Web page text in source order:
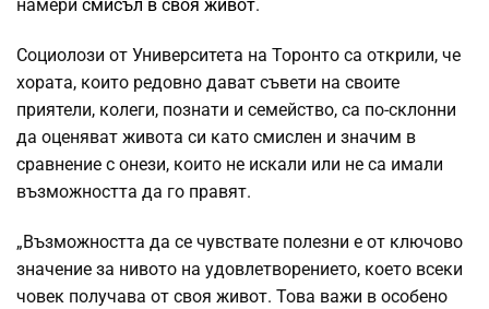
намери смисъл в своя живот.
Социолози от Университета на Торонто са открили, че
хората, които редовно дават съвети на своите
приятели, колеги, познати и семейство, са по-склонни
да оценяват живота си като смислен и значим в
сравнение с онези, които не искали или не са имали
възможността да го правят.
„Възможността да се чувствате полезни е от ключово
значение за нивото на удовлетворението, което всеки
човек получава от своя живот. Това важи в особено